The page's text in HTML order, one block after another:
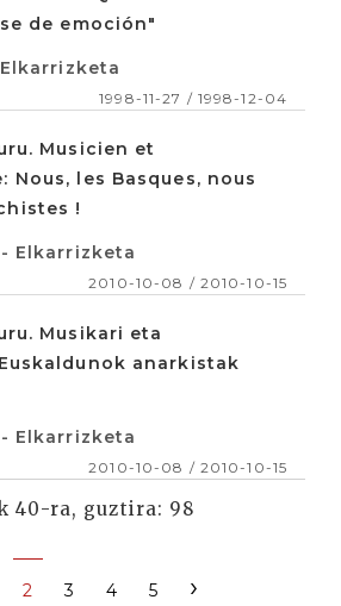
de emoción"
1998-11-27 / 1998-12-04
Musicien et
Nous, les Basques, nous
!
Elkarrizketa
2010-10-08 / 2010-10-15
Musikari eta
anarkistak
Elkarrizketa
2010-10-08 / 2010-10-15
40-ra, guztira: 98
2 3 4 5 ›